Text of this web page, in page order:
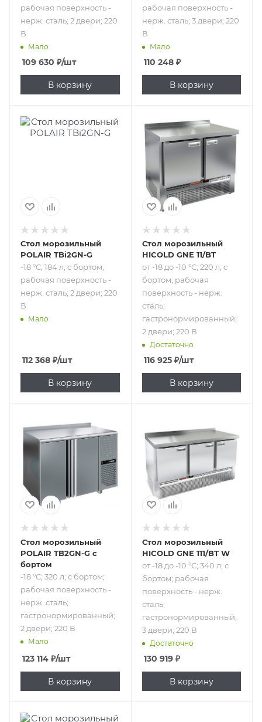
рабочая поверхность -
нерж. сталь; 2 двери; 220
В
Мало
109 630 ₽/шт
В корзину
рабочая поверхность -
нерж. сталь; 3 двери; 220
В
Мало
110 248₽
В корзину
Подпись к товару
-18 °С; 184 л; с
Стол морозильный
POLAIR TBi2GN-G
-18 °С; 184 л; с бортом;
рабочая поверхность -
нерж. сталь; 2 двери; 220
В
Мало
112 368 ₽/шт
В корзину
Подпись к товару
от -18 до -10 °С;
220 л; с бортом;
поверхность -
нерж. сталь;
гастронормированный;
2 двери; 220 В
Стол морозильный
HICOLD GNE 11/BT
от -18 до -10 °С; 220 л; с
бортом; рабочая
поверхность - нерж.
сталь;
гастронормированный;
2 двери; 220 В
Достаточно
116 925₽/шт
В корзину
-18 °С; 320 л; с
бортом; рабочая
поверхность -
гастронормированный;
2 двери; 220 В
Стол морозильный
POLAIR TB2GN-G с
бортом
-18 °С; 320 л; с бортом;
рабочая поверхность -
нерж. сталь;
гастронормированный;
2 двери; 220 В
Мало
123 114 ₽/шт
В корзину
от -18 до -10 °С;
340 л; с бортом;
рабочая
поверхность -
нерж. сталь;
гастронормированный;
3 двери; 220 В
Стол морозильный
HICOLD GNE 111/BT W
от -18 до -10 °С; 340 л; с
бортом; рабочая
поверхность - нерж.
сталь;
гастронормированный;
3 двери; 220 В
Достаточно
130 919₽
В корзину
Подпись к товару